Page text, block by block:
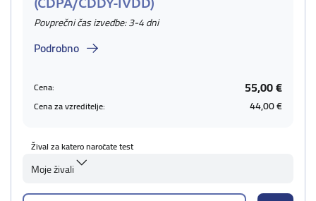
Povprečni čas izvedbe: 3-4 dni
Podrobno
Cena: 55,00 €
Cena za vzreditelje: 44,00 €
Žival za katero naročate test
Moje živali